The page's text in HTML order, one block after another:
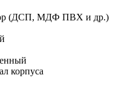
(ДСП, МДФ ПВХ и др.)
корпуса